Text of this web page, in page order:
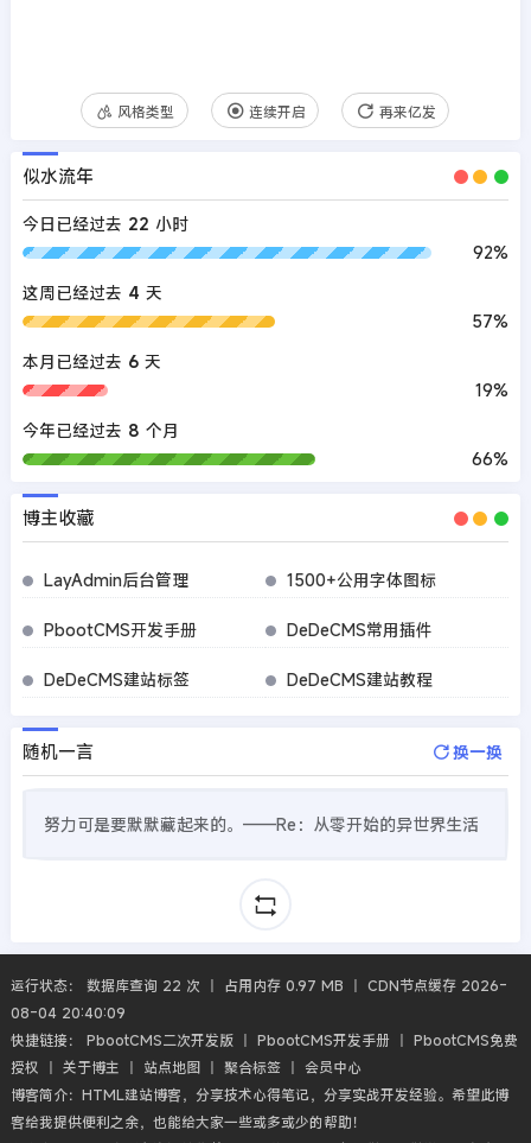
风格类型 连续开启 再来亿发
似水流年
今日已经过去 22 小时
92%
这周已经过去 4 天
57%
本月已经过去 6 天
19%
今年已经过去 8 个月
66%
博主收藏
LayAdmin后台管理 1500+公用字体图标
PbootCMS开发手册 DeDeCMS常用插件
DeDeCMS建站标签 DeDeCMS建站教程
随机一言 换一换
努力可是要默默藏起来的。——Re：从零开始的异世界生活
运行状态： 数据库查询 22 次 丨 占用内存 0.97 MB 丨 CDN节点缓存 2026-
08-04 20:40:09
快捷链接： PbootCMS二次开发版丨 PbootCMS开发手册 丨 PbootCMS免费
授权 丨 关于博主 丨 站点地图丨 聚合标签丨 会员中心
博客简介：HTML建站博客，分享技术心得笔记，分享实战开发经验。希望此博
客给我提供便利之余，也能给大家一些或多或少的帮助！